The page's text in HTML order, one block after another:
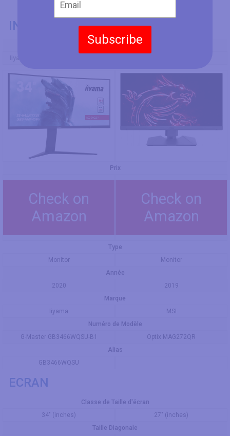
Subscribe
INFORMATIONS GÉNÉRALES
Numéro de Modèle
Prix
Check on
Amazon
Check on
Amazon
Type
Monitor
Monitor
Année
2020
2019
Marque
Iiyama
MSI
Numéro de Modèle
G-Master GB3466WQSU-B1
Optix MAG272QR
Alias
GB3466WQSU
ECRAN
Classe de Taille d'écran
34" (inches)
27" (inches)
Taille Diagonale